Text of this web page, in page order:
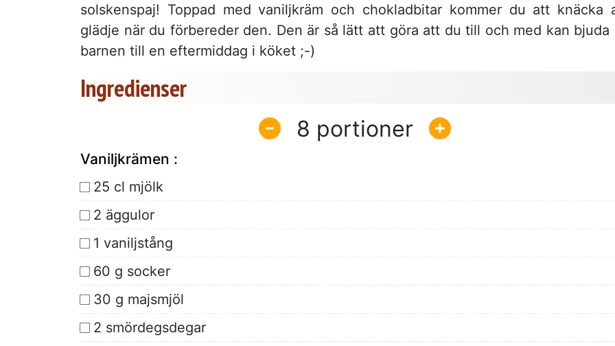
solskenspaj! Toppad med vaniljkräm och chokladbitar kommer du att knäcka
glädje när du förbereder den. Den är så lätt att göra att du till och med kan bjuda
barnen till en eftermiddag i köket ;-)
Ingredienser
8
Vaniljkrämen :
25 cl mjölk
2 äggulor
1 vaniljstång
60 g socker
30 g majsmjöl
2 smördegsdegar